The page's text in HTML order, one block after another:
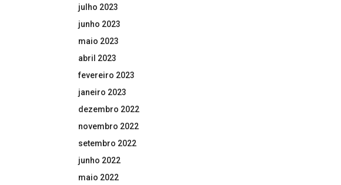
julho 2023
junho 2023
maio 2023
abril 2023
fevereiro 2023
janeiro 2023
dezembro 2022
novembro 2022
setembro 2022
junho 2022
maio 2022